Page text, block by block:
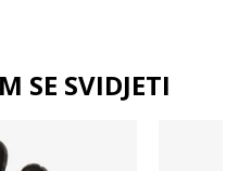
SE SVIDJETI